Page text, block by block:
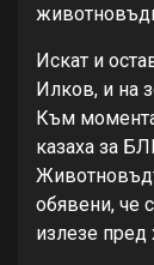
Искат и
Илков, и на
Към
казаха за
обявени, че
излезе пред